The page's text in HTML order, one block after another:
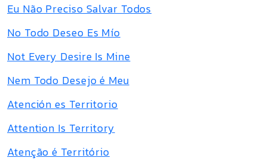
Eu Não Preciso Salvar Todos
No Todo Deseo Es Mío
Not Every Desire Is Mine
Nem Todo Desejo é Meu
Atención es Territorio
Attention Is Territory
Atenção é Território